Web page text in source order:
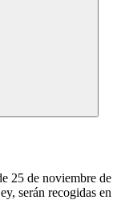
25 de noviembre de
serán recogidas en